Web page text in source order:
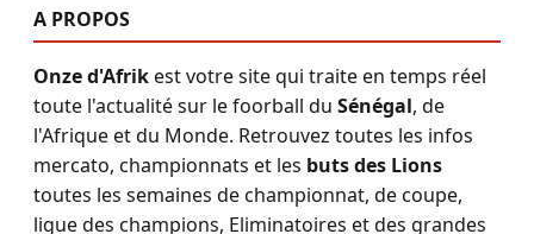
A PROPOS
Onze d'Afrikest votre site qui traite en temps réel
toute l'actualité sur le foorball du Sénégal, de
l'Afrique et du Monde. Retrouvez toutes les infos
mercato, championnats et les buts des Lions
toutes les semaines de championnat, de coupe,
ligue des champions, Eliminatoires et des grandes